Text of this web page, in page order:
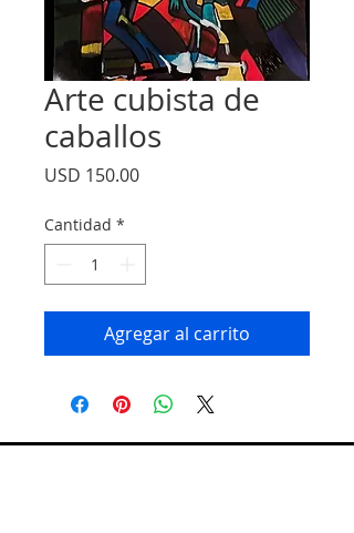
Arte cubista de
caballos
USD 150.00Precio
Cantidad *
Agregar al carrito